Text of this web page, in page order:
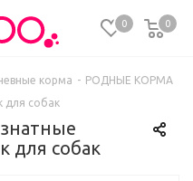
0 0
корма - РОДНЫЕ КОРМА
для собак
для собак